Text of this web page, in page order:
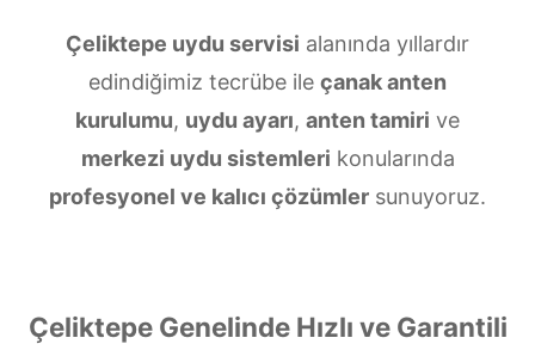
Çeliktepe uydu servisi alanında yıllardır
edindiğimiz tecrübe ile çanak anten
kurulumu, uydu ayarı, anten tamiri ve
merkezi uydu sistemleri konularında
profesyonel ve kalıcı çözümler sunuyoruz.
Çeliktepe Genelinde Hızlı ve Garantili